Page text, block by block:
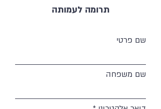
תרומה לעמותה
שם פרטי
שם משפחה